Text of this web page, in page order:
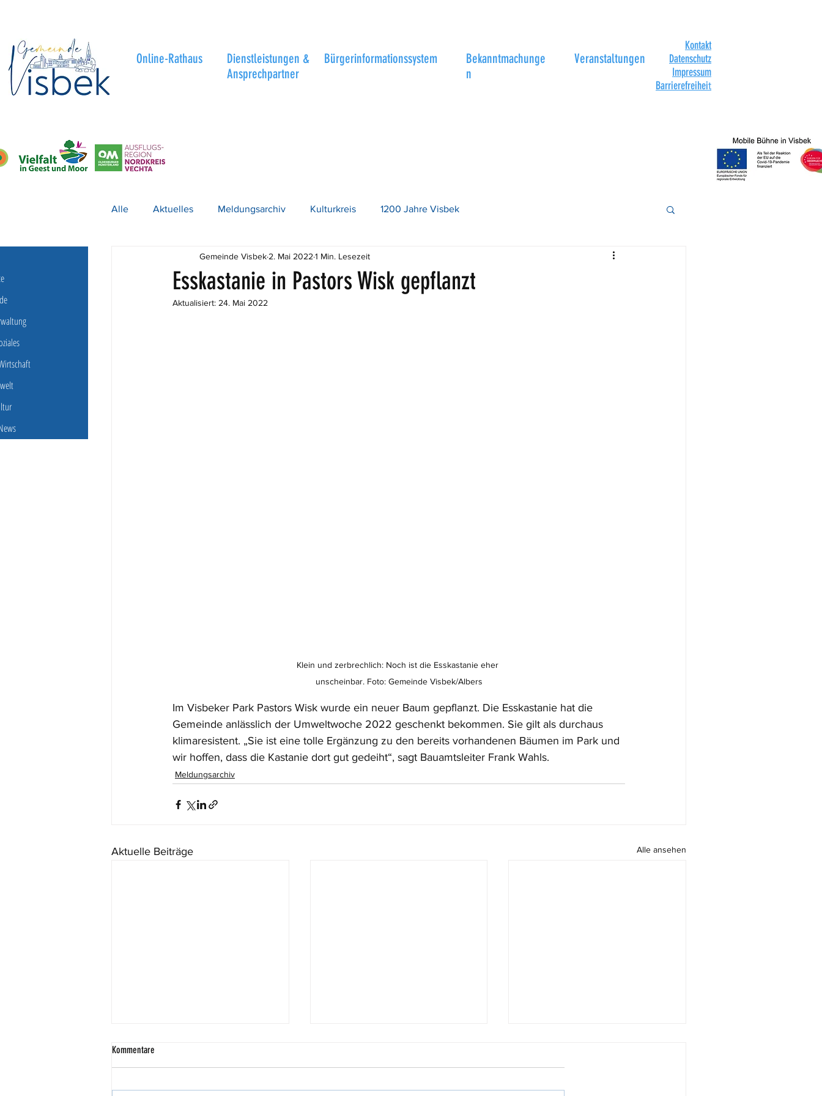
Online-Rathaus
Dienstleistungen &
Ansprechpartner
Bürgerinformationssystem
Bekanntmachunge
n
Kontakt
Datenschutz
Impressum
Barrierefreiheit
Veranstaltungen
Alle Aktuelles Meldungsarchiv Kulturkreis 1200 Jahre Visbek
Esskastanie in Pastors Wisk gepflanzt
Gemeinde Visbek 2. Mai 2022 1 Min. Lesezeit
Aktualisiert: 24. Mai 2022
Klein und zerbrechlich: Noch ist die Esskastanie eher
unscheinbar. Foto: Gemeinde Visbek/Albers
Im Visbeker Park Pastors Wisk wurde ein neuer Baum gepflanzt. Die Esskastanie hat die
Gemeinde anlässlich der Umweltwoche 2022 geschenkt bekommen. Sie gilt als durchaus
klimaresistent. „Sie ist eine tolle Ergänzung zu den bereits vorhandenen Bäumen im Park und
wir hoffen, dass die Kastanie dort gut gedeiht“, sagt Bauamtsleiter Frank Wahls.
Meldungsarchiv
Aktuelle Beiträge Alle ansehen
Kommentare